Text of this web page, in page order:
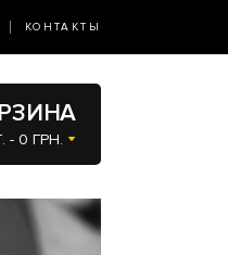
КОНТАКТЫ
- 0 ГРН.